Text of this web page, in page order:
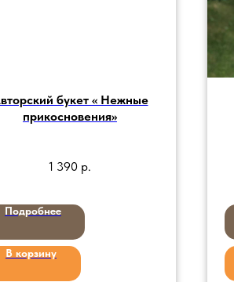
букет « Нежные
прикосновения»
1 390 р.
Подробнее
В корзину